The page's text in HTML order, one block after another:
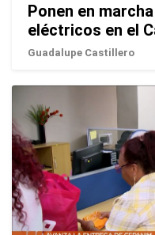
Ponen en
eléctricos en el
Guadalupe Castillero